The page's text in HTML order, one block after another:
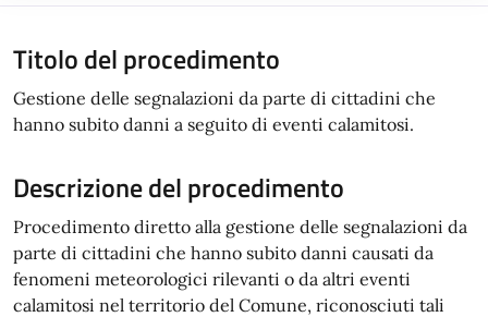
Titolo del procedimento
Gestione delle segnalazioni da parte di cittadini che
hanno subito danni a seguito di eventi calamitosi.
Descrizione del procedimento
Procedimento diretto alla gestione delle segnalazioni da
parte di cittadini che hanno subito danni causati da
fenomeni meteorologici rilevanti o da altri eventi
calamitosi nel territorio del Comune, riconosciuti tali